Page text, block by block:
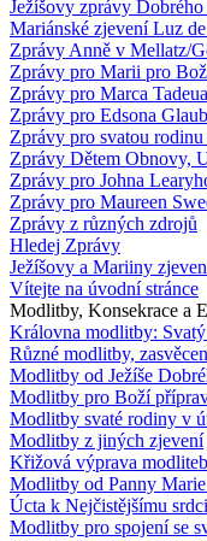
Ježíšovy zprávy
Mariánské zjevení Luz
Zprávy Anně v Mellatz/
Zprávy pro Marii pro
Zprávy pro Marca
Zprávy pro Edsona
Zprávy pro svatou
Zprávy Dětem Obnovy,
Zprávy pro Johna
Zprávy pro Maureen
Zprávy z různých zdrojů
Hledej Zprávy
Ježíšovy a Mariiny
Vítejte na úvodní stránce
Modlitby, Konsekrace a
Královna modlitby: Svatý
Různé modlitby,
Modlitby od Ježíše
Modlitby pro Boží
Modlitby svaté rodiny v
Modlitby z jiných zjevení
Křižová výprava modliteb
Modlitby od Panny Marie
Úcta k Nejčistějšímu
Modlitby pro spojení se